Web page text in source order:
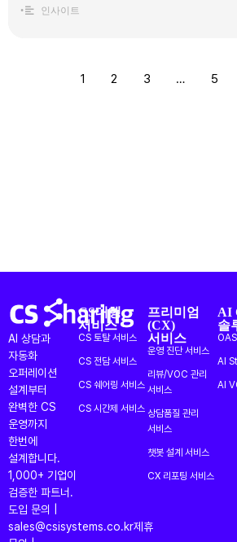
• 인사이트
1 2 3 … 5
AI 상담과
자동화
오퍼레이션
설계부터
완벽한 CS
운영까지
한번에
설계합니다.
1,000+ 기업이
검증한 파트너.
도입 문의 |
sales@csisystems.co.kr제휴
CS대행
서비스
CS 토탈 서비스
CS 전담 서비스
CS 쉐어링 서비스
CS 시간제 서비스
프리미엄
(CX)
서비스
운영 진단 서비스
리뷰/VOC 관리
서비스
상담품질 관리
서비스
챗봇 설계 서비스
CX 리포팅 서비스
AI
솔
AI
AI